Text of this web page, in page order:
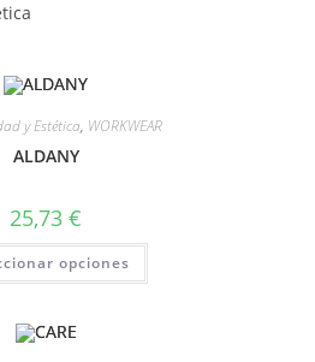
y Estética, WORKWEAR
ALDANY
25,73 €
opciones